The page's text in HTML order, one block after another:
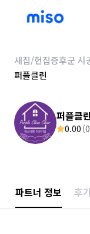
새집/헌집증후군 시
퍼플클린
퍼플클
0.00 (0
파트너 정보 후기